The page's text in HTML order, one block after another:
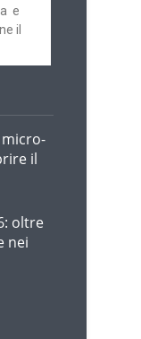
e
il
il
oltre
nei